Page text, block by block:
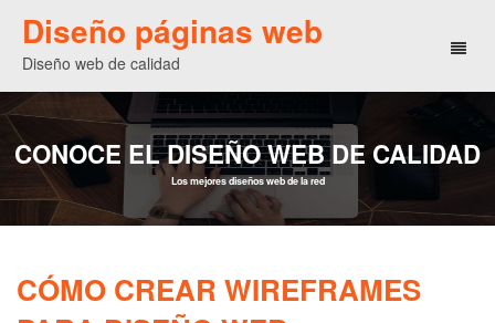
Diseño páginas web
Diseño web de calidad
CONOCE EL DISEÑO WEB DE CALIDAD
Los mejores diseños web de la red
CÓMO CREAR WIREFRAMES